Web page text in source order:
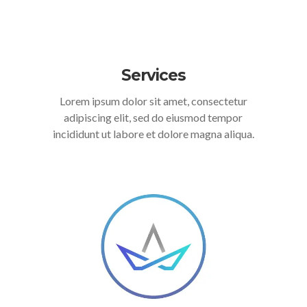
Services
Lorem ipsum dolor sit amet, consectetur
adipiscing elit, sed do eiusmod tempor
incididunt ut labore et dolore magna aliqua.